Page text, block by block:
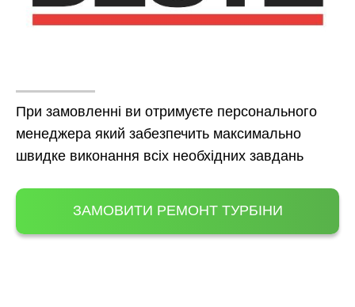
При замовленні ви отримуєте персонального
менеджера який забезпечить максимально
швидке виконання всіх необхідних завдань
ЗАМОВИТИ РЕМОНТ ТУРБІНИ